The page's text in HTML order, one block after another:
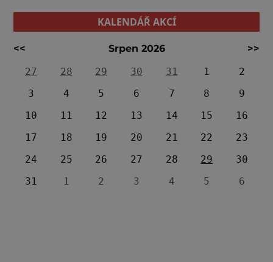
KALENDÁŘ AKCÍ
<< Srpen 2026
>>
27
28 29 30 31 1
2
3
4 5 6 7 8
9
10
11 12 13 14 15
16
17
18 19 20 21 22
23
24
25 26 27 28 29
30
31
1 2 3 4 5 6